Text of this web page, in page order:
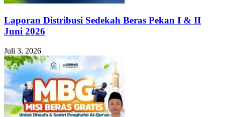
Laporan Distribusi Sedekah Beras Pekan I & II
Juni 2026
Juli 3, 2026